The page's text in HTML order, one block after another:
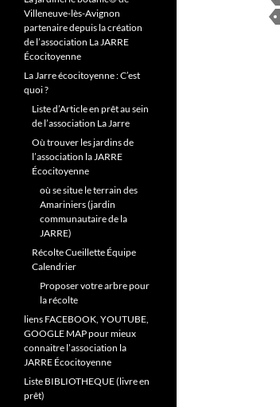
Villeneuve-lès-Avignon
partenaire depuis la création
de l’association La JARRE
Écocitoyenne
La Jarre écocitoyenne : C’est
quoi ?
Liste d’Article en prêt au sein
de l’association La Jarre
Où trouver les jardins de
l’association la JARRE
Écocitoyenne
où se situe le terrain des
Amariniers (jardin
communautaire de la
JARRE)
Récolte Cueillette Équipe
Calendrier
Proposer votre arbre pour
la récolte
liens FACEBOOK, YOUTUBE,
GOOGLE MAP pour mieux
connaitre l’association la
JARRE Écocitoyenne
Liste BIBLIOTHEQUE (livre en
prêt)